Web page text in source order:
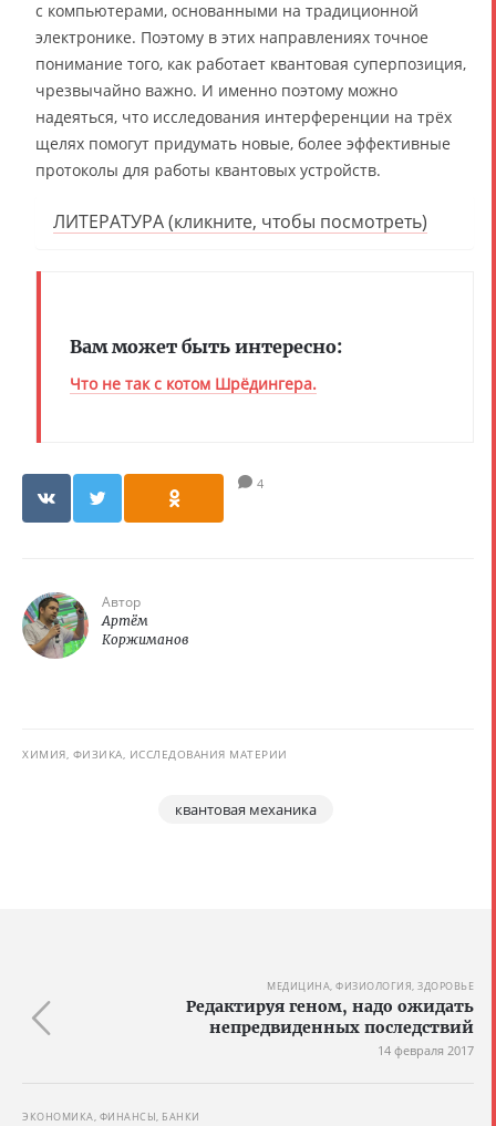
с компьютерами, основанными на традиционной
электронике. Поэтому в этих направлениях точное
понимание того, как работает квантовая суперпозиция,
чрезвычайно важно. И именно поэтому можно
надеяться, что исследования интерференции на трёх
щелях помогут придумать новые, более эффективные
протоколы для работы квантовых устройств.
ЛИТЕРАТУРА (кликните, чтобы посмотреть)
Вам может быть интересно:
Что не так с котом Шрёдингера.
4
Автор
Артём
Коржиманов
ХИМИЯ, ФИЗИКА, ИССЛЕДОВАНИЯ МАТЕРИИ
квантовая механика
МЕДИЦИНА, ФИЗИОЛОГИЯ, ЗДОРОВЬЕ
Редактируя геном, надо ожидать
непредвиденных последствий
14 февраля 2017
ЭКОНОМИКА, ФИНАНСЫ, БАНКИ